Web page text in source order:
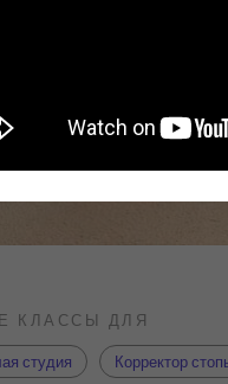
КЛАССЫ ДЛЯ
студия Корректор